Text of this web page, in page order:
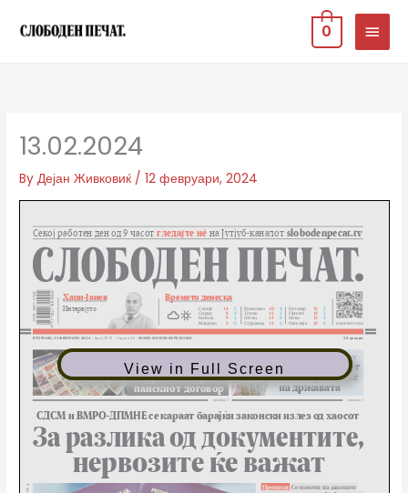
MAIN
0
13.02.2024
ByДејан Живковиќ /12 февруари, 2024
View in Full Screen